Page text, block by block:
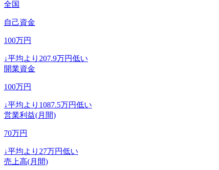
全国
自己資金
100万円
↓平均より 207.9万円低い
開業資金
100万円
↓平均より 1087.5万円低い
営業利益(月間)
70万円
↓平均より 27万円低い
売上高(月間)